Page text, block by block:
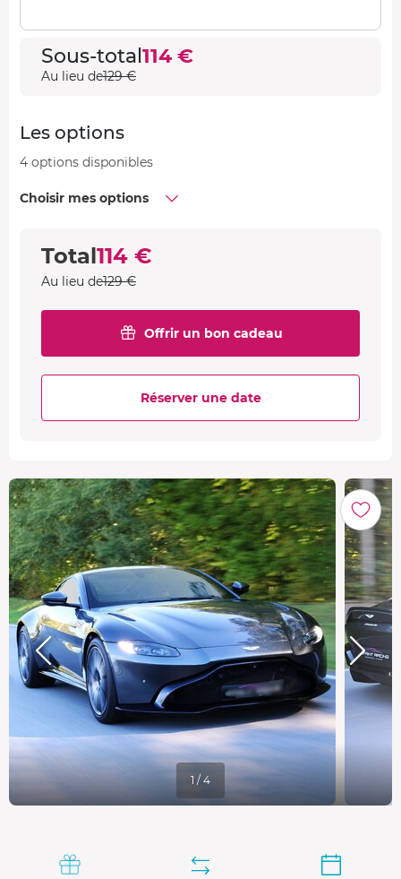
Sous-total114 €
Au lieu de129 €
Les options
4 options disponibles
Choisir mes options
Total114 €
Au lieu de129 €
Offrir un bon cadeau
Réserver une date
1 / 4